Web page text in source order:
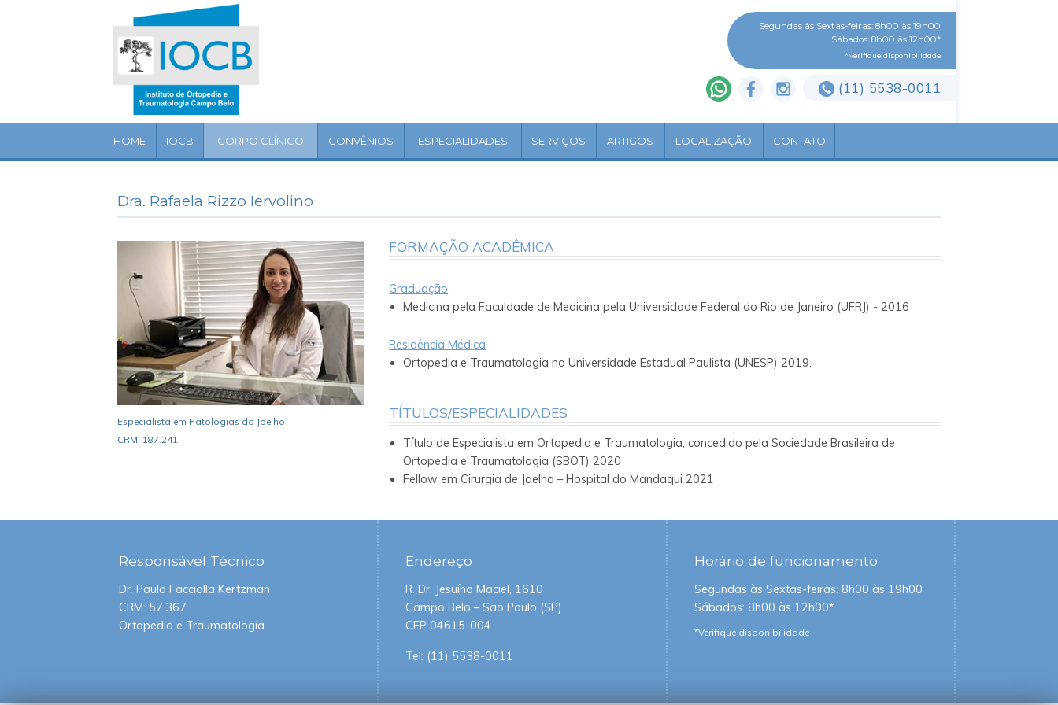
Convênios
Segundas às Sextas-feiras: 8h00 às 19h00
Sábados: 8h00 às 12h00*
*Verifique disponibilidade
(11) 5538-0011
HOME IOCB CORPO CLÍNICO CONVÊNIOS ESPECIALIDADES SERVIÇOS ARTIGOS LOCALIZAÇÃO CONTATO
Dra. Rafaela Rizzo Iervolino
Especialista em Patologias do Joelho
CRM: 187.241
FORMAÇÃO ACADÊMICA
Graduação
Medicina pela Faculdade de Medicina pela Universidade Federal do Rio de Janeiro (UFRJ) - 2016
Residência Médica
Ortopedia e Traumatologia na Universidade Estadual Paulista (UNESP) 2019.
TÍTULOS/ESPECIALIDADES
Título de Especialista em Ortopedia e Traumatologia, concedido pela Sociedade Brasileira de
Ortopedia e Traumatologia (SBOT) 2020
Fellow em Cirurgia de Joelho – Hospital do Mandaqui 2021
Responsável Técnico
Dr. Paulo Facciolla Kertzman
CRM: 57.367
Ortopedia e Traumatologia
Endereço
R. Dr. Jesuíno Maciel, 1610
Campo Belo – São Paulo (SP)
CEP 04615-004
Tel: (11) 5538-0011
Horário de funcionamento
Segundas às Sextas-feiras: 8h00 às 19h00
Sábados: 8h00 às 12h00*
*Verifique disponibilidade